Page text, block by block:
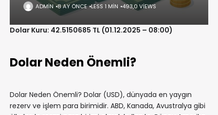
ADMIN 8 AY ÖNCE LESS 1 MIN 493,0 VIEWS
Dolar Kuru: 42.5150685 TL (01.12.2025 – 08:00)
Dolar Neden Önemli?
Dolar Neden Önemli? Dolar (USD), dünyada en yaygın
rezerv ve işlem para birimidir. ABD, Kanada, Avustralya gibi